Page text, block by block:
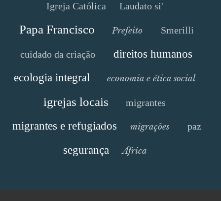
Igreja Católica Laudato si'
Papa Francisco Prefeito Smerilli
cuidado da criação
direitos humanos
ecologia integral
economia e ética social
igrejas locais migrantes
migrantes e refugiados migrações paz
segurança África